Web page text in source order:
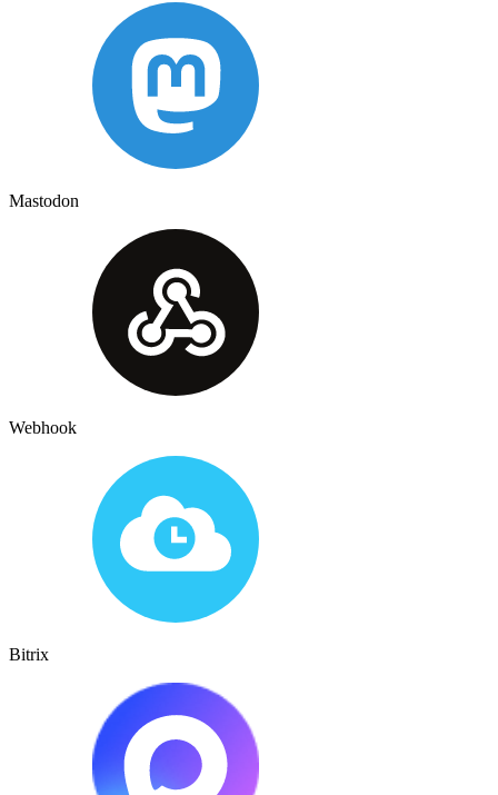
Mastodon
Webhook
Bitrix